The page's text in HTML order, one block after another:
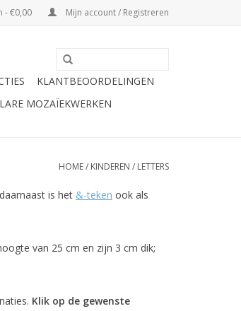
- €0,00 Mijn account / Registreren
KLANTBEOORDELINGEN
MOZAÏEKWERKEN
HOME/ KINDEREN / LETTERS
is het &-teken ook als
van 25 cm en zijn 3 cm dik;
Klik op de gewenste